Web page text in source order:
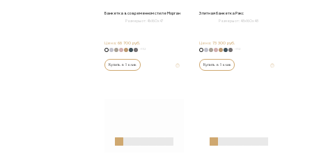
Банкетка в современном стиле Морган
Размеры от: 41х160х47
Цена: 68 700 руб.
+152
Купить в 1 клик
Элитная банкетка Рэкс
Размеры от: 48х160х48
Цена:73 300 руб.
+152
Купить в 1 клик